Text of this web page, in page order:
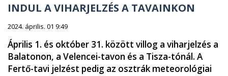
INDUL A VIHARJELZÉS A TAVAINKON
2024. április. 01 9:49
Április 1. és október 31. között villog a viharjelzés a
Balatonon, a Velencei-tavon és a Tisza-tónál. A
Fertő-tavi jelzést pedig az osztrák meteorológiai